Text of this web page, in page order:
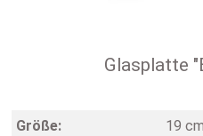
Glasplatte
Größe:
19 cm